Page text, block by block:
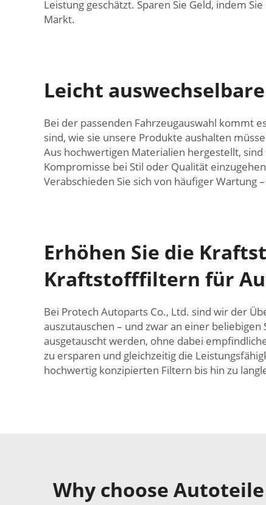
Leistung geschätzt. Sparen Sie Geld, indem
Markt.
Leicht
Bei der passenden Fahrzeugauswahl kommt
sind, wie sie unsere Produkte aushalten
Aus hochwertigen Materialien hergestellt,
Kompromisse bei Stil oder Qualität
Verabschieden Sie sich von häufiger Wartung
Erhöhen Sie die
Kraftstofffiltern für
Bei Protech Autoparts Co., Ltd. sind wir der
auszutauschen – und zwar an einer
ausgetauscht werden, ohne dabei
zu ersparen und gleichzeitig die
hochwertig konzipierten Filtern bis hin zu
Why choose